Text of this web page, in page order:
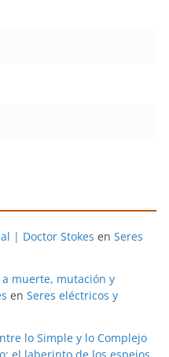
| Doctor Stokes en Seres
muerte, mutación y
en Seres eléctricos y
lo Simple y lo Complejo
el laberinto de los espejos